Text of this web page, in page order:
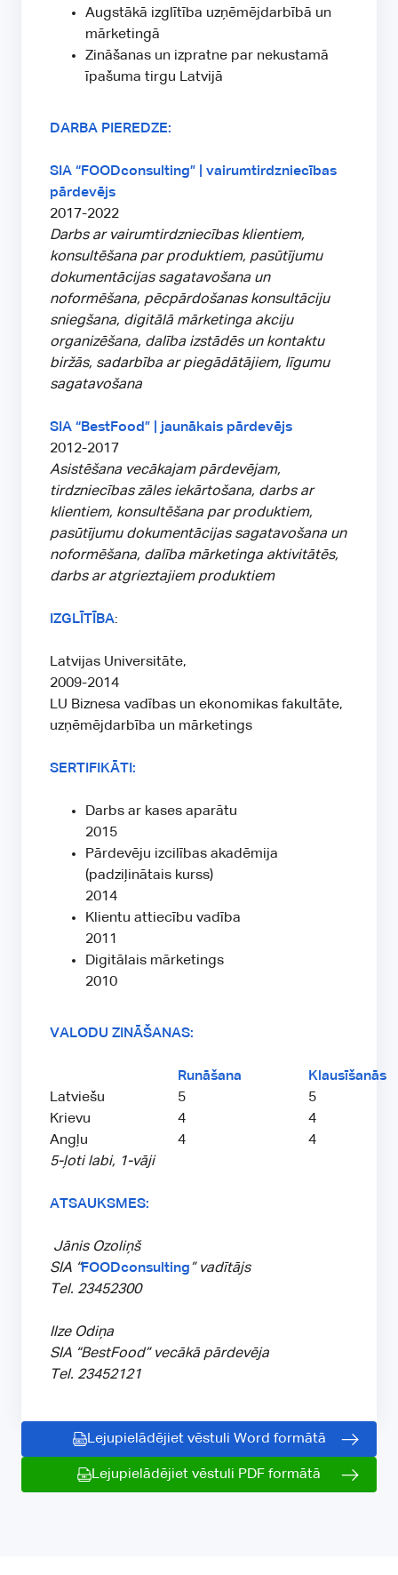
Augstākā izglītība uzņēmējdarbībā un
mārketingā
Zināšanas un izpratne par nekustamā
īpašuma tirgu Latvijā
DARBA PIEREDZE:
SIA “FOODconsulting” | vairumtirdzniecības
pārdevējs
2017-2022
Darbs ar vairumtirdzniecības klientiem,
konsultēšana par produktiem, pasūtījumu
dokumentācijas sagatavošana un
noformēšana, pēcpārdošanas konsultāciju
sniegšana, digitālā mārketinga akciju
organizēšana, dalība izstādēs un kontaktu
biržās, sadarbība ar piegādātājiem, līgumu
sagatavošana
SIA “BestFood” | jaunākais pārdevējs
2012-2017
Asistēšana vecākajam pārdevējam,
tirdzniecības zāles iekārtošana, darbs ar
klientiem, konsultēšana par produktiem,
pasūtījumu dokumentācijas sagatavošana un
noformēšana, dalība mārketinga aktivitātēs,
darbs ar atgrieztajiem produktiem
IZGLĪTĪBA:
Latvijas Universitāte,
2009-2014
LU Biznesa vadības un ekonomikas fakultāte,
uzņēmējdarbība un mārketings
SERTIFIKĀTI:
Darbs ar kases aparātu
2015
Pārdevēju izcilības akadēmija
(padziļinātais kurss)
2014
Klientu attiecību vadība
2011
Digitālais mārketings
2010
VALODU ZINĀŠANAS:
Runāšana
Klausīšanās
Latviešu
5
5
Krievu
4
4
Angļu
4
4
5-ļoti labi, 1-vāji
ATSAUKSMES:
Jānis Ozoliņš
SIA “FOODconsulting” vadītājs
Tel. 23452300
Ilze Odiņa
SIA “BestFood” vecākā pārdevēja
Tel. 23452121
Lejupielādējiet vēstuli Word formātā
Lejupielādējiet vēstuli PDF formātā